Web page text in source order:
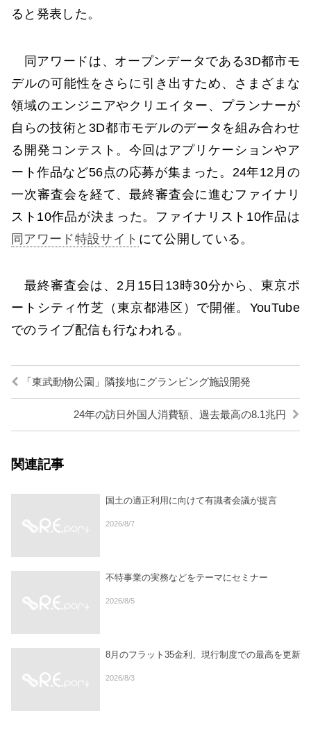
ると発表した。
同アワードは、オープンデータである3D都市モ
デルの可能性をさらに引き出すため、さまざまな
領域のエンジニアやクリエイター、プランナーが
自らの技術と3D都市モデルのデータを組み合わせ
る開発コンテスト。今回はアプリケーションやア
ート作品など56点の応募が集まった。24年12月の
一次審査会を経て、最終審査会に進むファイナリ
スト10作品が決まった。ファイナリスト10作品は
同アワード特設サイト にて公開している。
最終審査会は、2月15日13時30分から、東京ポ
ートシティ竹芝（東京都港区）で開催。YouTube
でのライブ配信も行なわれる。
「東武動物公園」隣接地にグランピング施設開発
24年の訪日外国人消費額、過去最高の8.1兆円
関連記事
国土の適正利用に向けて有識者会議が提言
2026/8/7
不特事業の実務などをテーマにセミナー
2026/8/5
8月のフラット35金利、現行制度での最高を更新
2026/8/3